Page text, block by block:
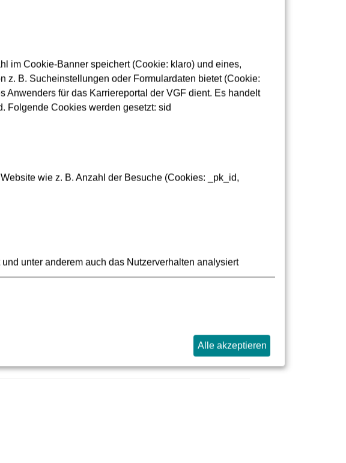
im Cookie-Banner speichert (Cookie: klaro) und eines,
z. B. Sucheinstellungen oder Formulardaten bietet (Cookie:
für das Karriereportal der VGF dient. Es handelt
Folgende Cookies werden gesetzt: sid
wie z. B. Anzahl der Besuche (Cookies: _pk_id,
unter anderem auch das Nutzerverhalten analysiert
Alle akzeptieren